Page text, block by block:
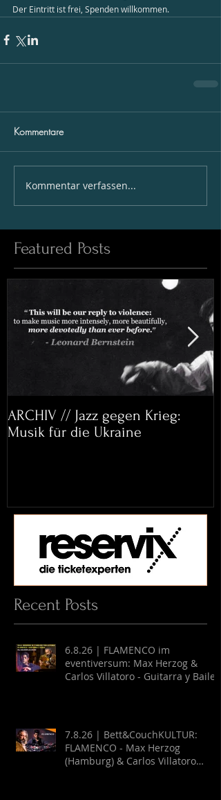
Der Eintritt ist frei, Spenden willkommen.
Kommentare
Kommentar verfassen...
Featured Posts
ARCHIV // Jazz gegen Krieg:
Musik für die Ukraine
Recent Posts
6.8.26 | FLAMENCO im
eventiversum: Max Herzog &
Carlos Villatoro - Guitarra y Baile
7.8.26 | Bett&CouchKULTUR:
FLAMENCO - Max Herzog
(Hamburg) & Carlos Villatoro